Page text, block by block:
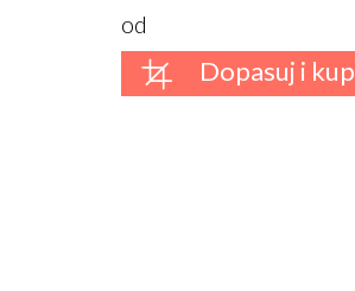
od
Dopasuj i kup